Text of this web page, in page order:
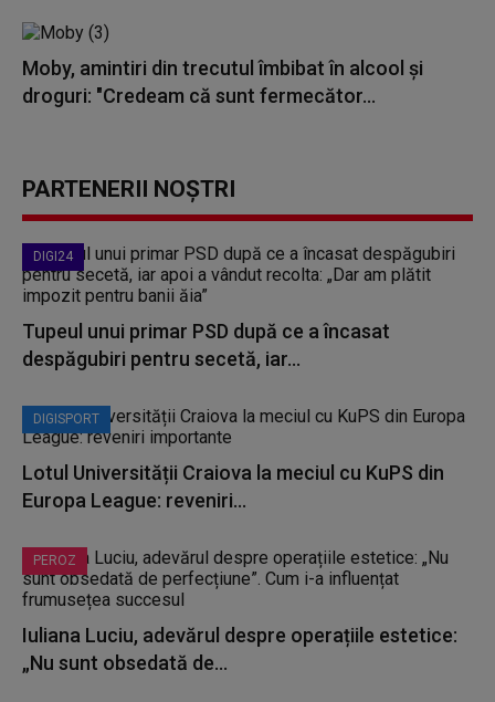
Moby, amintiri din trecutul îmbibat în alcool și
droguri: "Credeam că sunt fermecător...
PARTENERII NOȘTRI
DIGI24
Tupeul unui primar PSD după ce a încasat
despăgubiri pentru secetă, iar...
DIGISPORT
Lotul Universității Craiova la meciul cu KuPS din
Europa League: reveniri...
PEROZ
Iuliana Luciu, adevărul despre operațiile estetice:
„Nu sunt obsedată de...